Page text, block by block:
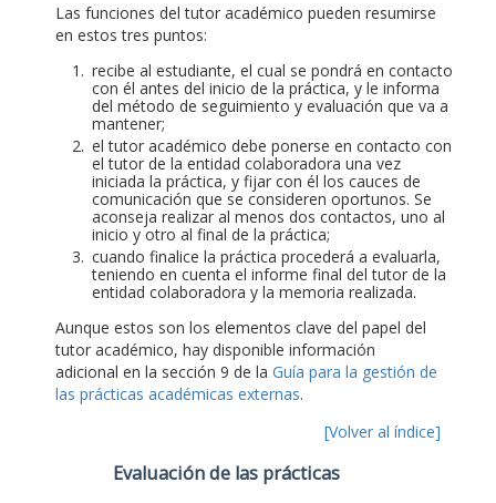
Las funciones del tutor académico pueden resumirse
en estos tres puntos:
recibe al estudiante, el cual se pondrá en contacto
con él antes del inicio de la práctica, y le informa
del método de seguimiento y evaluación que va a
mantener;
el tutor académico debe ponerse en contacto con
el tutor de la entidad colaboradora una vez
iniciada la práctica, y fijar con él los cauces de
comunicación que se consideren oportunos. Se
aconseja realizar al menos dos contactos, uno al
inicio y otro al final de la práctica;
cuando finalice la práctica procederá a evaluarla,
teniendo en cuenta el informe final del tutor de la
entidad colaboradora y la memoria realizada.
Aunque estos son los elementos clave del papel del
tutor académico, hay disponible información
adicional en la sección 9 de la Guía para la gestión de
las prácticas académicas externas.
[Volver al índice]
Evaluación de las prácticas